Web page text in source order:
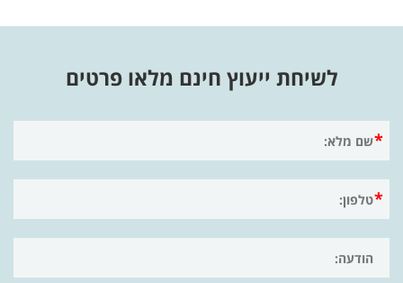
לשיחת ייעוץ חינם מלאו פרטים